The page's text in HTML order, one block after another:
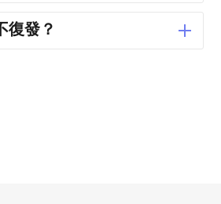
復發？